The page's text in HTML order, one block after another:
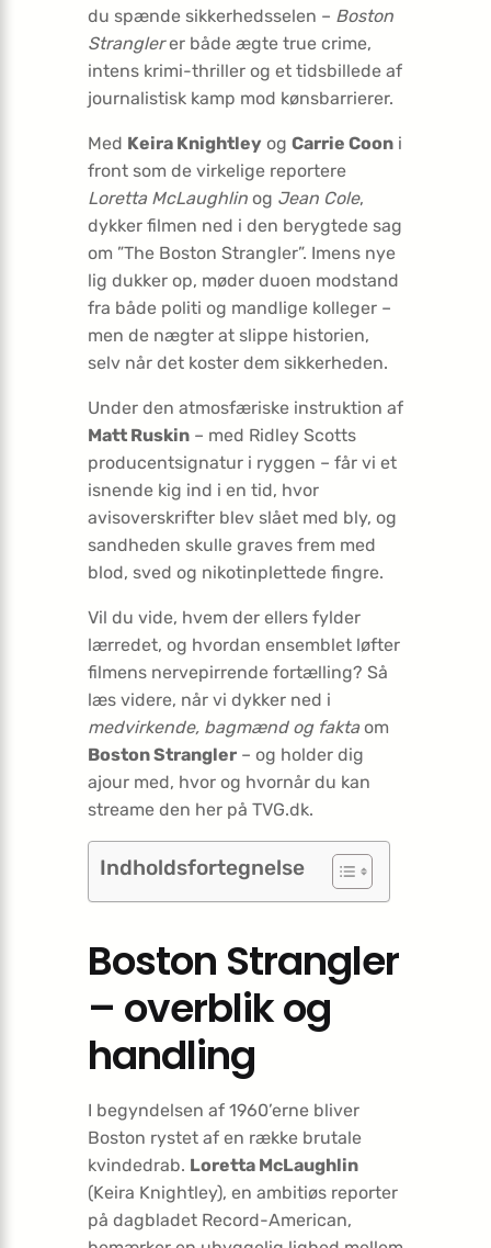
du spænde sikkerhedsselen – Boston
Stranglerer både ægte true crime,
intens krimi-thriller og et tidsbillede af
journalistisk kamp mod kønsbarrierer.
Med Keira Knightley og Carrie Coon i
front som de virkelige reportere
Loretta McLaughlin og Jean Cole,
dykker filmen ned i den berygtede sag
om ”The Boston Strangler”. Imens nye
lig dukker op, møder duoen modstand
fra både politi og mandlige kolleger –
men de nægter at slippe historien,
selv når det koster dem sikkerheden.
Under den atmosfæriske instruktion af
Matt Ruskin – med Ridley Scotts
producentsignatur i ryggen – får vi et
isnende kig ind i en tid, hvor
avisoverskrifter blev slået med bly, og
sandheden skulle graves frem med
blod, sved og nikotinplettede fingre.
Vil du vide, hvem der ellers fylder
lærredet, og hvordan ensemblet løfter
filmens nervepirrende fortælling? Så
læs videre, når vi dykker ned i
medvirkende, bagmænd og faktaom
Boston Strangler – og holder dig
ajour med, hvor og hvornår du kan
streame den her på TVG.dk.
Indholdsfortegnelse
Boston Strangler
– overblik og
handling
I begyndelsen af 1960’erne bliver
Boston rystet af en række brutale
kvindedrab. Loretta McLaughlin
(Keira Knightley), en ambitiøs reporter
på dagbladet Record-American,